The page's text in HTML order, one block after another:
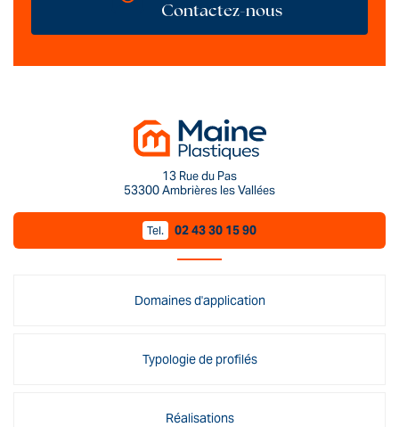
Contactez-nous
13 Rue du Pas
53300 Ambrières les Vallées
Tel. 02 43 30 15 90
Domaines d'application
Typologie de profilés
Réalisations